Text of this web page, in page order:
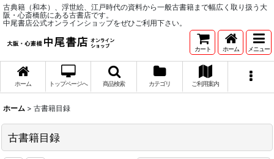
古典籍（和本）、浮世絵、江戸時代の資料から一般古書籍まで幅広く取り扱う大
阪・心斎橋筋にある古書店です。
中尾書店公式オンラインショップをぜひご利用下さい。
カート ホーム メニュー
ホーム トップページへ 商品検索 カテゴリ ご利用案内
ホーム > 古書籍目録
古書籍目録